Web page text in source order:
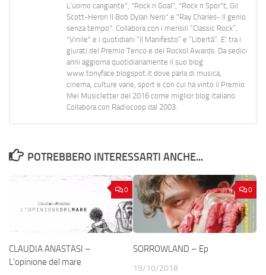
L’uomo cangiante", "Rock n Goal", "Rock n Spor"t, Gil
Scott-Heron Il Bob Dylan Nero" e "Ray Charles- Il genio
senza tempo". Collabora con i mensili “Classic Rock”,
"Vinile" e i quotidiani “Il Manifesto” e “Libertà”. E' tra i
giurati del Premio Tenco e del Rockol Awards. Da sedici
anni aggiorna quotidianamente il suo blog
www.tonyface.blogspot.it dove parla di musica,
cinema, culture varie, sport e con cui ha vinto il Premio
Mei Musicletter del 2016 come miglior blog italiano.
Collabora con Radiocoop dal 2003.
POTREBBERO INTERESSARTI ANCHE...
0
CLAUDIA ANASTASI –
L’opinione del mare
0
SORROWLAND – Ep
19/10/2018